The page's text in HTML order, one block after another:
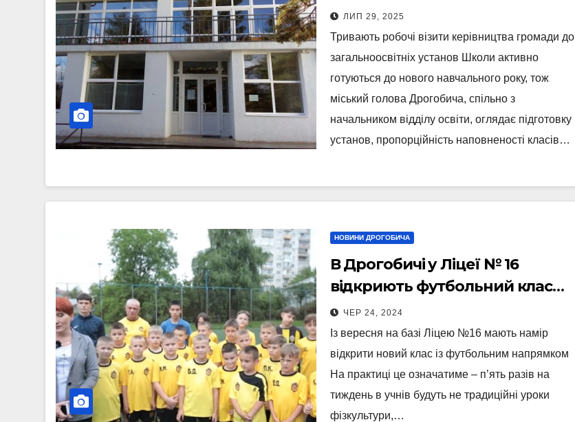
Дрогобичі
ЛИП 29, 2025
Тривають робочі візити керівництва громади до
загальноосвітніх установ Школи активно
готуються до нового навчального року, тож
міський голова Дрогобича, спільно з
начальником відділу освіти, оглядає підготовку
установ, пропорційність наповненості класів…
НОВИНИ ДРОГОБИЧА
В Дрогобичі у Ліцеї № 16
відкриють футбольний клас
(Відео)
ЧЕР 24, 2024
Із вересня на базі Ліцею №16 мають намір
відкрити новий клас із футбольним напрямком
На практиці це означатиме – п’ять разів на
тиждень в учнів будуть не традиційні уроки
фізкультури,…